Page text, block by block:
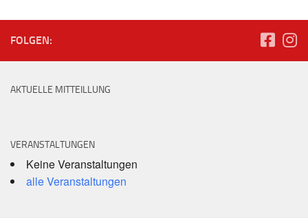
FOLGEN:
AKTUELLE MITTEILLUNG
VERANSTALTUNGEN
Keine Veranstaltungen
alle Veranstaltungen